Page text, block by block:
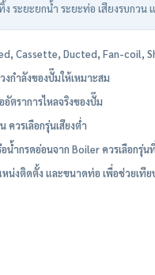
ระยะยกน้ำ ระยะท่อ เสียงรบกวน
Cassette, Ducted, Fan-coil,
งกำลังของปั๊มให้เหมาะสม
ตราการไหลจริงของปั๊ม
วรเลือกรุ่นเสียงต่ำ
ำกรดอ่อนจาก Boiler ควรเลือกรุ่น
น่งติดตั้ง และขนาดท่อ เพื่อช่วยเทีย